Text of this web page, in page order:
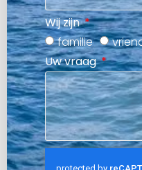
Wij zijn
familie
Uw vraag